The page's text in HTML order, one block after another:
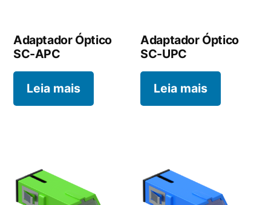
Adaptador Óptico
SC-APC
Leia mais
Adaptador Óptico
SC-UPC
Leia mais